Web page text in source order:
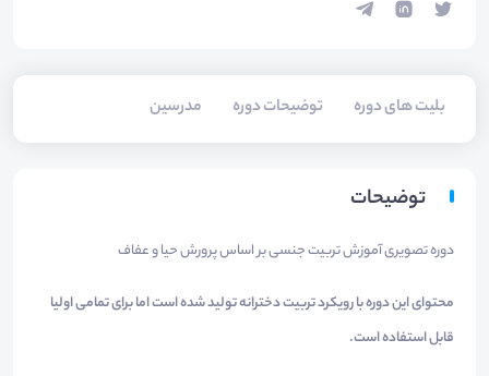
بلیت های دوره توضیحات دوره مدرسین
توضیحات
دوره تصویری آموزش تربیت جنسی بر اساس پرورش حیا و عفاف
محتوای این دوره با رویکرد تربیت دخترانه تولید شده است اما برای تمامی اولیا
قابل استفاده است.